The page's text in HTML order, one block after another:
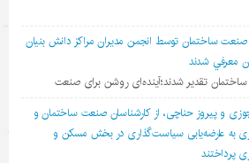
صنعت ساختمان توسط انجمن مديران مراكز دانش بنيان
معرفي شدند
ساختمان تقدیر شدند؛آینده‌ای روشن برای صنعت
و پیروز حناچی، از کارشناسان صنعت ساختمان و
به عارضه‌یابی سیاست‌گذاری در بخش مسکن و
پرداختند